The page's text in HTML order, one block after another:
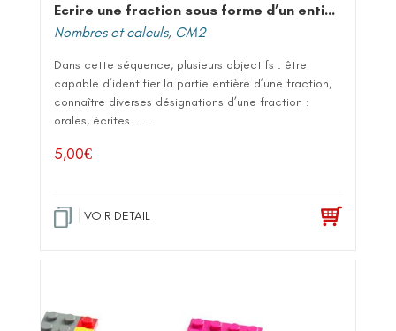
Ecrire une fraction sous forme d’un entier et d’une fraction
Nombres et calculs, CM2
Dans cette séquence, plusieurs objectifs : être
capable d’identifier la partie entière d’une fraction,
connaître diverses désignations d’une fraction :
orales, écrites….....
5,00€
VOIR DETAIL